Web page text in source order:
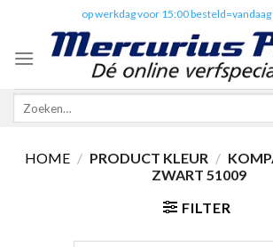
content
op werkdag voor 15:00
Zoeken
HOME / PRODUCT KLEUR /
ZWART 51009
FILTER